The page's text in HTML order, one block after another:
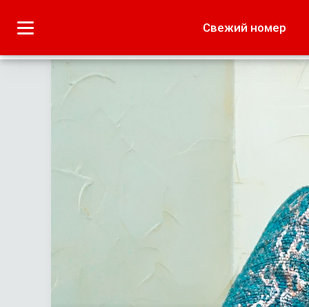
Свежий номер
Лето наших